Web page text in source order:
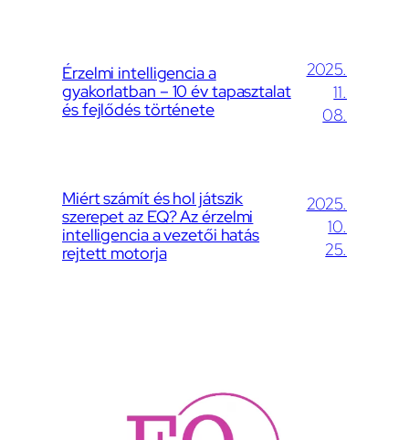
Érzelmi intelligencia a
gyakorlatban – 10 év tapasztalat
és fejlődés története
2025.
11.
08.
Miért számít és hol játszik
szerepet az EQ? Az érzelmi
intelligencia a vezetői hatás
rejtett motorja
2025.
10.
25.